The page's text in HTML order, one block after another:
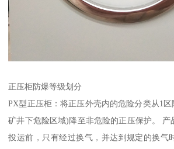
正压柜防爆等级划分
PX型正压柜：将正压外壳内的危险分类从1
矿井下危险区域)降至非危险的正压保护。 产
投运前，只有经过换气，并达到规定的换气